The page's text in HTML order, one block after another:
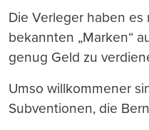
Die Verleger haben
bekannten „Marken“
genug Geld zu
Umso willkommener
Subventionen, die